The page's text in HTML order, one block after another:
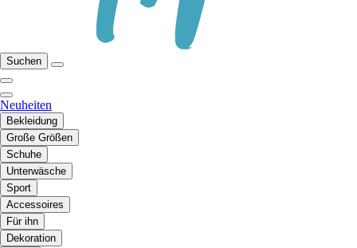
Suchen
Neuheiten
Bekleidung
Große Größen
Schuhe
Unterwäsche
Sport
Accessoires
Für ihn
Dekoration